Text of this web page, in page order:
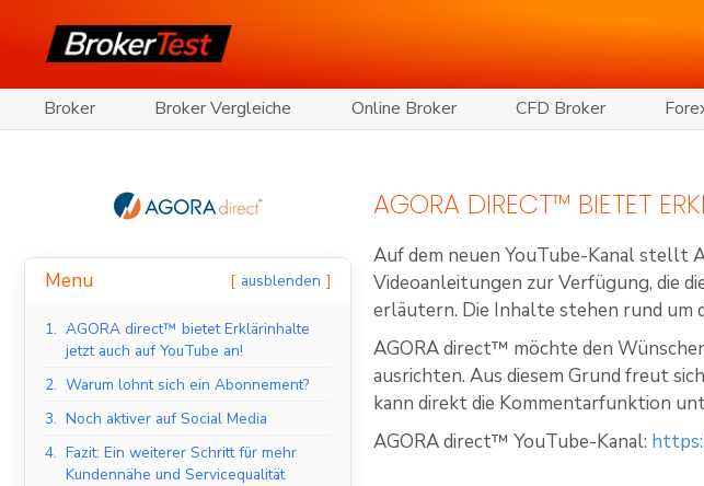
Broker Broker Vergleiche Online Broker CFD Broker
Menu ausblenden
1. AGORA direct™ bietet Erklärinhalte
jetzt auch auf YouTube an!
2. Warum lohnt sich ein Abonnement?
3. Noch aktiver auf Social Media
4. Fazit: Ein weiterer Schritt für mehr
Kundennähe und Servicequalität
AGORA DIRECT™ BIETET
Auf dem neuen YouTube-Kanal stellt
Videoanleitungen zur Verfügung, die
erläutern. Die Inhalte stehen rund um
AGORA direct™ möchte den
ausrichten. Aus diesem Grund freut
kann direkt die Kommentarfunktion
AGORA direct™ YouTube-Kanal: